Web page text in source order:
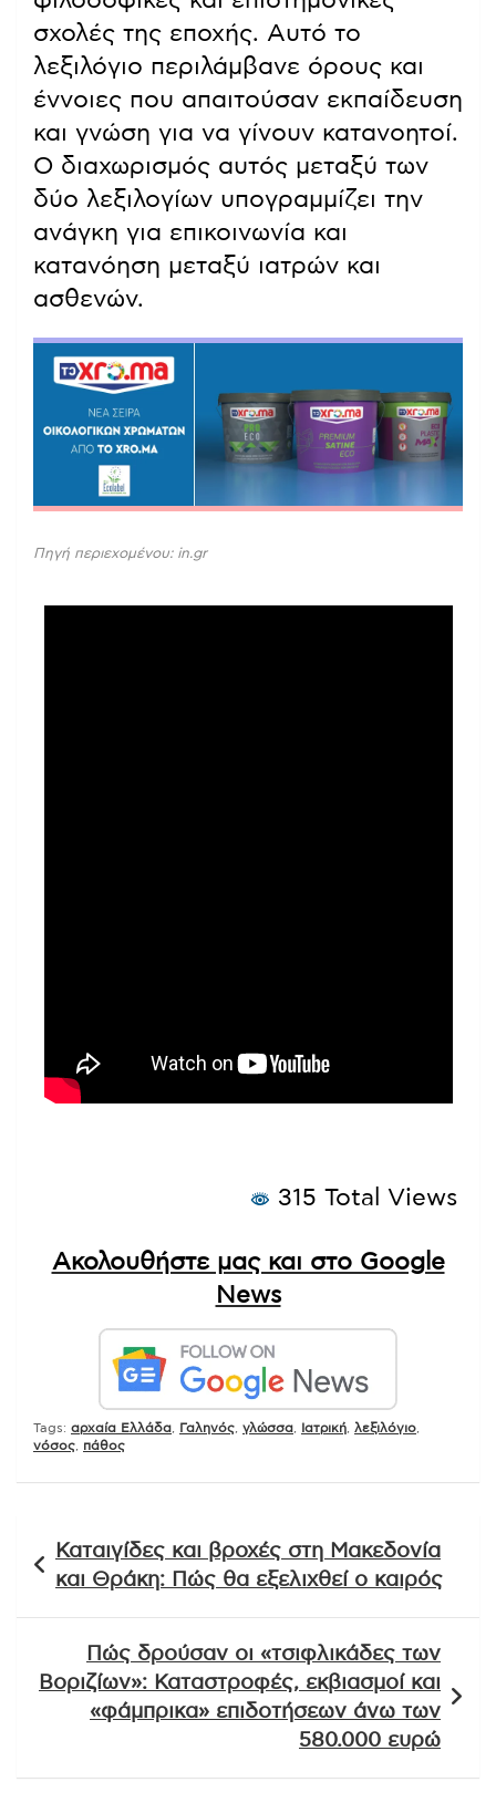
σχολές της εποχής. Αυτό το
λεξιλόγιο περιλάμβανε όρους και
έννοιες που απαιτούσαν εκπαίδευση
και γνώση για να γίνουν κατανοητοί.
Ο διαχωρισμός αυτός μεταξύ των
δύο λεξιλογίων υπογραμμίζει την
ανάγκη για επικοινωνία και
κατανόηση μεταξύ ιατρών και
ασθενών.
Πηγή περιεχομένου: in.gr
315 Total Views
Ακολουθήστε μας και στο Google
News
Tags: αρχαία Ελλάδα Γαληνός γλώσσα Ιατρική λεξιλόγιο
νόσος
πάθος
άρθρων
Καταιγίδες και βροχές στη Μακεδονία
και Θράκη: Πώς θα εξελιχθεί ο καιρός
Πώς δρούσαν οι «τσιφλικάδες των
Βοριζίων»: Καταστροφές, εκβιασμοί και
«φάμπρικα» επιδοτήσεων άνω των
580.000 ευρώ